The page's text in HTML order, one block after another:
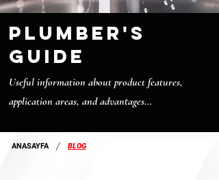
plumber's
guide
Useful information about product features,
application areas, and advantages...
ANASAYFA / BLOG